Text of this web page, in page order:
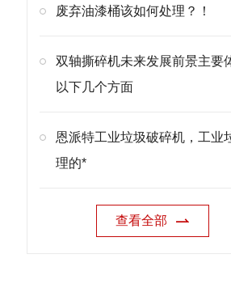
废弃油漆桶该如何处理？！
双轴撕碎机未来发展前景主要
以下几个方面
恩派特工业垃圾破碎机，工业
理的*
查看全部